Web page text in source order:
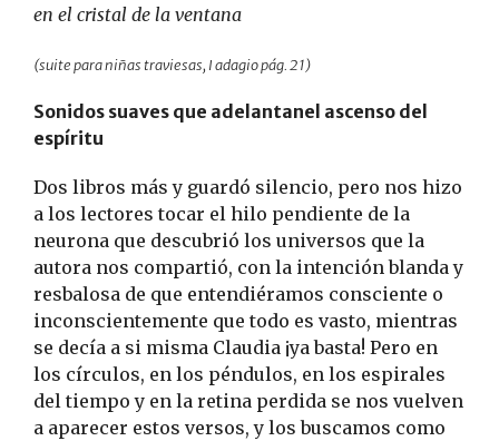
en el cristal de la ventana
(suite para niñas traviesas, I adagio pág. 21)
Sonidos suaves que adelantanel ascenso del
espíritu
Dos libros más y guardó silencio, pero nos hizo
a los lectores tocar el hilo pendiente de la
neurona que descubrió los universos que la
autora nos compartió, con la intención blanda y
resbalosa de que entendiéramos consciente o
inconscientemente que todo es vasto, mientras
se decía a si misma Claudia ¡ya basta! Pero en
los círculos, en los péndulos, en los espirales
del tiempo y en la retina perdida se nos vuelven
a aparecer estos versos, y los buscamos como